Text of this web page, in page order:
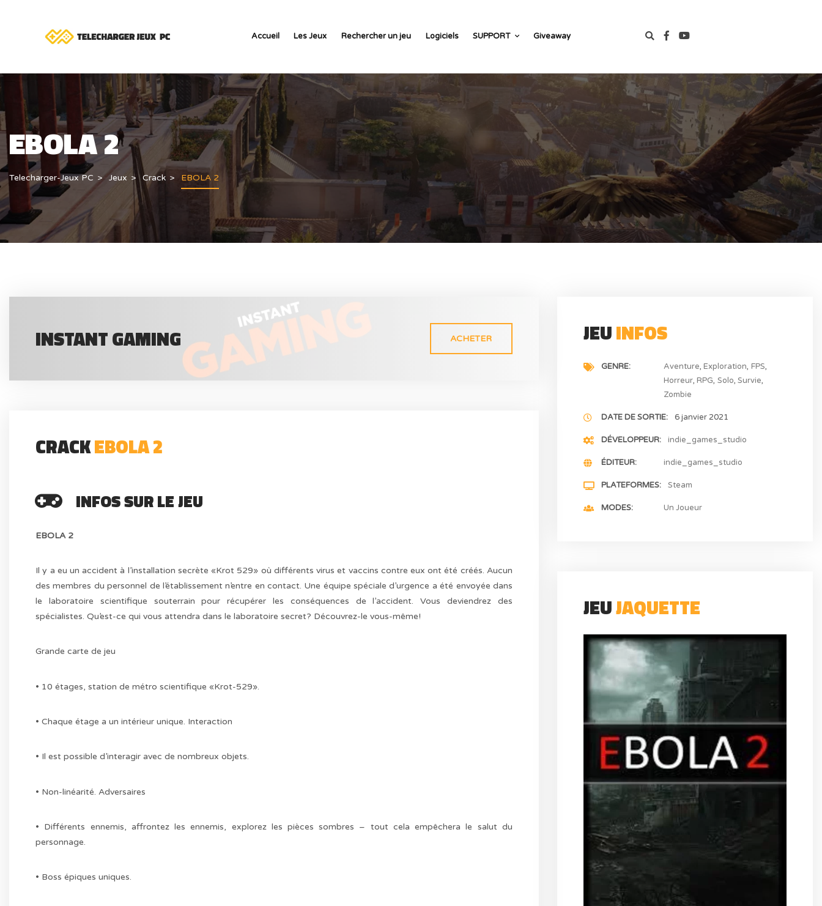
Accueil Les Jeux Rechercher un jeu Logiciels SUPPORT Giveaway
EBOLA 2
Telecharger-Jeux PC Jeux Crack EBOLA 2
INSTANT GAMING ACHETER
CRACKEBOLA 2
INFOS SUR LE JEU
EBOLA 2
Il y a eu un accident à l’installation secrète «Krot 529» où différents virus et vaccins contre eux ont été créés. Aucun
des membres du personnel de l’établissement n’entre en contact. Une équipe spéciale d’urgence a été envoyée dans
le laboratoire scientifique souterrain pour récupérer les conséquences de l’accident. Vous deviendrez des
spécialistes. Qu’est-ce qui vous attendra dans le laboratoire secret? Découvrez-le vous-même!
Grande carte de jeu
• 10 étages, station de métro scientifique «Krot-529».
• Chaque étage a un intérieur unique. Interaction
• Il est possible d’interagir avec de nombreux objets.
• Non-linéarité. Adversaires
• Différents ennemis, affrontez les ennemis, explorez les pièces sombres – tout cela empêchera le salut du
personnage.
• Boss épiques uniques.
JEUINFOS
GENRE Aventure Exploration FPS
Horreur RPG Solo Survie
Zombie
DATE DE SORTIE 6 janvier 2021
DÉVELOPPEUR indie_games_studio
ÉDITEUR indie_games_studio
PLATEFORMES Steam
MODES Un Joueur
JEUJAQUETTE